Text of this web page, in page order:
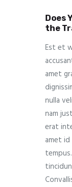
Does
the
Est et
amet
nulla
nam
erat
amet